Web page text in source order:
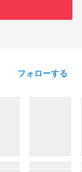
フォローする